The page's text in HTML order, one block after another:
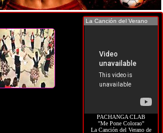
La Canción del Verano
PACHANGA CLAB
"Me Pone Colorao"
La Canción del Verano de